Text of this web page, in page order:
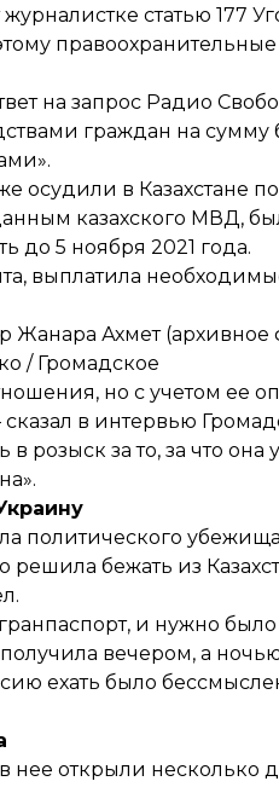
статью 177
правоохранительные
на запрос Радио
граждан на сумму
осудили в Казахстане
казахского МВД,
до 5 ноября 2021 года.
выплатила
Жанара Ахмет
/ Громадское
но с учетом ее
в интервью
розыск за то, за что
политического
решила бежать из
и нужно
вечером, а
ехать было
нее открыли